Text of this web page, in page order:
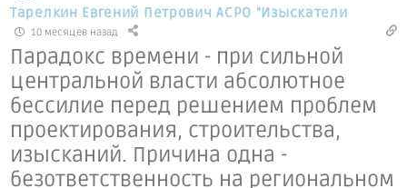
Тарелкин Евгений Петрович АСРО "Изыскатели
10 месяцев назад
Парадокс времени - при сильной
центральной власти абсолютное
бессилие перед решением проблем
проектирования, строительства,
изысканий. Причина одна -
безответственность на региональном